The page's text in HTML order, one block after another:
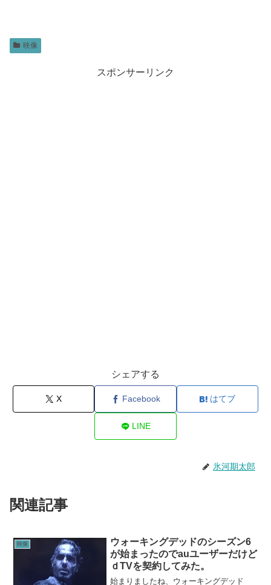
映像
スポンサーリンク
シェアする
X Facebook はてブ
LINE
氷河期太郎
関連記事
映像
ウォーキングデッドのシーズン6
が始まったのでauユーザーだけど
ｄTVを契約してみた。
始まりましたね、ウォーキングデッド